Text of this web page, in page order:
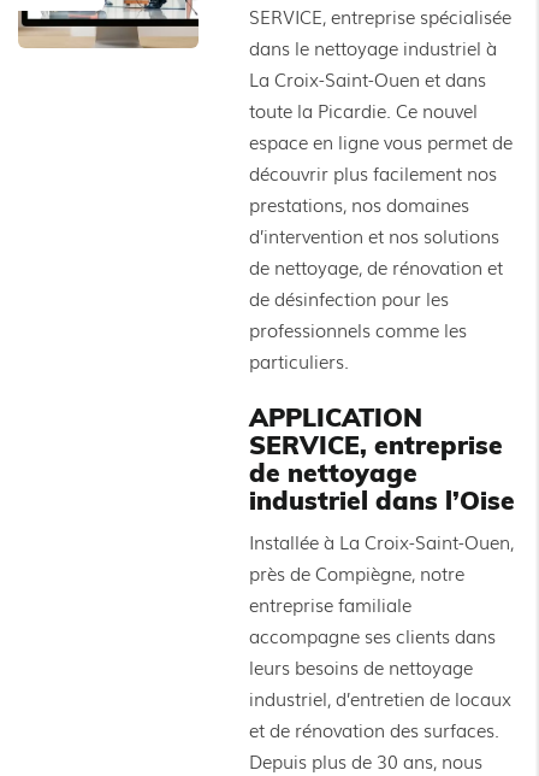
SERVICE, entreprise spécialisée
dans le nettoyage industriel à
La Croix-Saint-Ouen et dans
toute la Picardie. Ce nouvel
espace en ligne vous permet de
découvrir plus facilement nos
prestations, nos domaines
d’intervention et nos solutions
de nettoyage, de rénovation et
de désinfection pour les
professionnels comme les
particuliers.
APPLICATION
SERVICE, entreprise
de nettoyage
industriel dans l’Oise
Installée à La Croix-Saint-Ouen,
près de Compiègne, notre
entreprise familiale
accompagne ses clients dans
leurs besoins de nettoyage
industriel, d’entretien de locaux
et de rénovation des surfaces.
Depuis plus de 30 ans, nous